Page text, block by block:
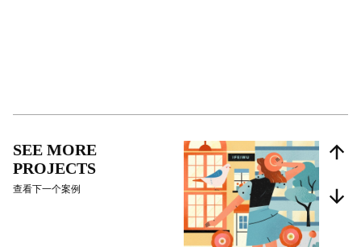
SEE MORE
PROJECTS
查看下一个案例